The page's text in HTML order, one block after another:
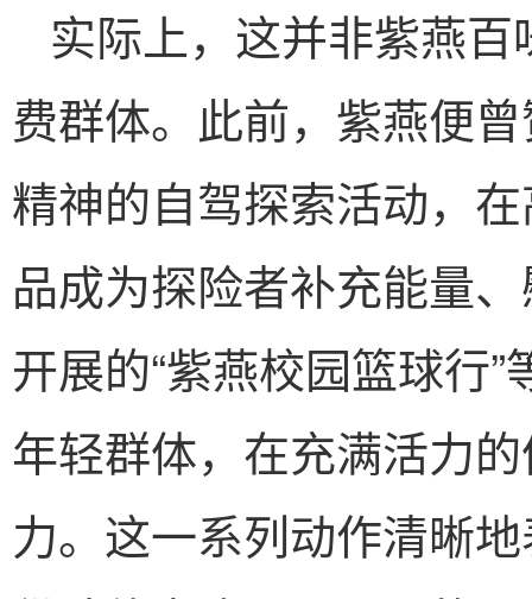
实际上，这并非紫燕
费群体。此前，紫燕便
精神的自驾探索活动，
品成为探险者补充能量
开展的“紫燕校园篮球行
年轻群体，在充满活力
力。这一系列动作清晰